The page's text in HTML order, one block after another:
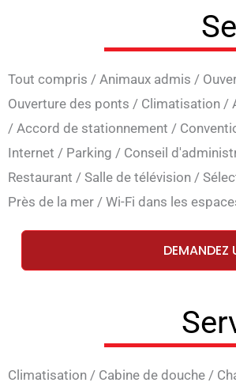
Tout compris / Animaux admis /
Ouverture des ponts / Climatisation /
/ Accord de stationnement /
Internet / Parking / Conseil
Restaurant / Salle de télévision /
Près de la mer / Wi-Fi dans les
DEMANDEZ
Climatisation / Cabine de douche /